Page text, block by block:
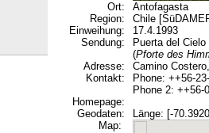
Ort:
Antofagasta
Region:
Chile
Einweihung:
17.4.1993
Sendung:
Puerta del Cielo
(Pforte des
Adresse:
Camino
Kontakt:
Phone: ++56-
Phone 2: ++56-
Homepage:
Geodaten:
Länge: [-
Map: